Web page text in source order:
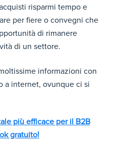
risparmi tempo e
per fiere o convegni che
di rimanere
di un settore.
informazioni con
a internet, ovunque ci si
più efficace per il B2B
gratuito!